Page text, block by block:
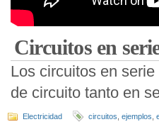
Circuitos en
Los circuitos en
de circuito tanto en
Electricidad circuitos ejemplos